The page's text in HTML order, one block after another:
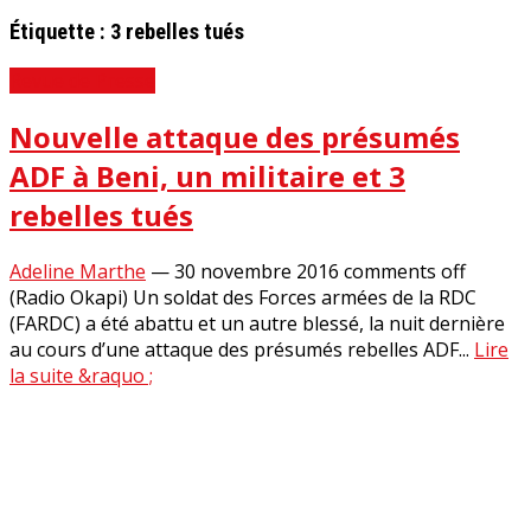
Étiquette : 3 rebelles tués
Nouvelle attaque des présumés
ADF à Beni, un militaire et 3
rebelles tués
Adeline Marthe —30 novembre 2016 comments off
(Radio Okapi) Un soldat des Forces armées de la RDC
(FARDC) a été abattu et un autre blessé, la nuit dernière
au cours d’une attaque des présumés rebelles ADF... Lire
la suite &raquo ;